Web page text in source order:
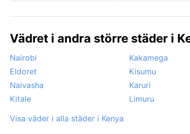
Vädret i andra större städer i
Nairobi Kakamega
Eldoret
Kisumu
Naivasha
Karuri
Kitale
Limuru
Visa väder i alla städer i Kenya